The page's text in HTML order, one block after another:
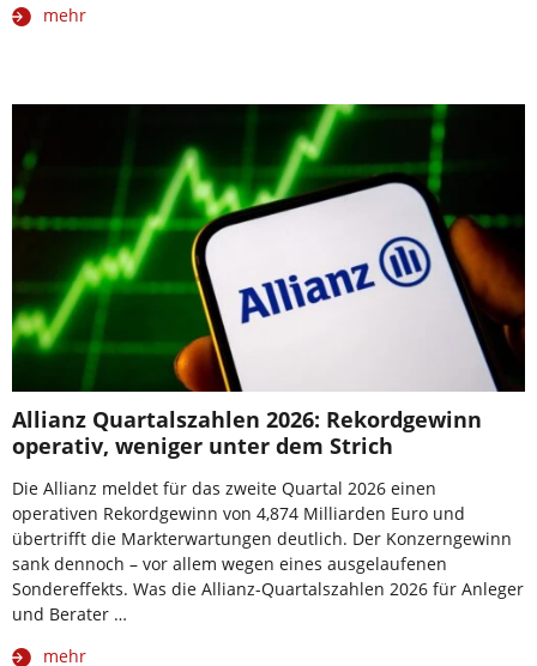
mehr
Allianz Quartalszahlen 2026: Rekordgewinn
operativ, weniger unter dem Strich
Die Allianz meldet für das zweite Quartal 2026 einen
operativen Rekordgewinn von 4,874 Milliarden Euro und
übertrifft die Markterwartungen deutlich. Der Konzerngewinn
sank dennoch – vor allem wegen eines ausgelaufenen
Sondereffekts. Was die Allianz-Quartalszahlen 2026 für Anleger
und Berater …
mehr